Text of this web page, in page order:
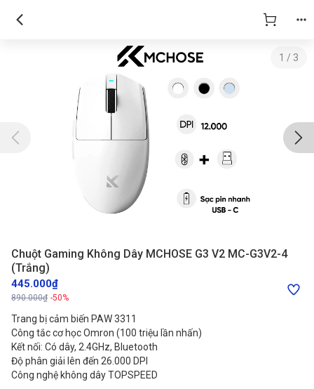
1 / 3
Chuột Gaming Không Dây MCHOSE G3 V2 MC-G3V2-4
(Trắng)
445.000₫
890.000₫ -50%
Trang bị cảm biến PAW 3311
Công tắc cơ học Omron (100 triệu lần nhấn)
Kết nối: Có dây, 2.4GHz, Bluetooth
Độ phân giải lên đến 26.000 DPI
Công nghệ không dây TOPSPEED